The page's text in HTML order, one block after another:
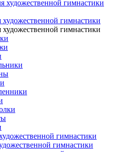
художественной гимнастики
гимнастики
гимнастики
гимнастики
гимнастики